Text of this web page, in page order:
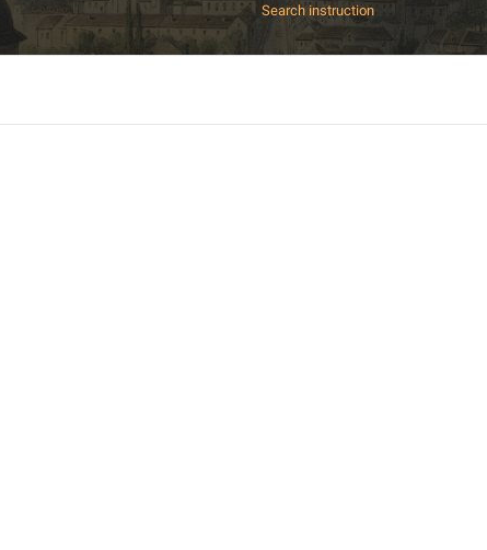
Search instruction